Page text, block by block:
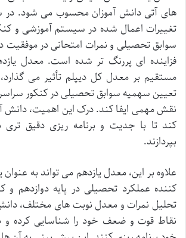
های آتی دانش آموزان محسوب می شود. در
تغییرات اعمال شده در سیستم آموزشی و
سوابق تحصیلی و نمرات امتحانی در موفقیت
فزاینده ای پررنگ تر شده است. معدل
مستقیم بر معدل کل دیپلم تأثیر می
تعیین سهمیه سوابق تحصیلی در کنکور
نقش مهمی ایفا کند. درک این اهمیت، دانش
کند تا با جدیت و برنامه ریزی دقیق تری
بپردازند.
علاوه بر این، معدل یازدهم می تواند به
کننده عملکرد تحصیلی در پایه دوازدهم و
تحلیل نمرات و معدل نوبت های مختلف،
نقاط قوت و ضعف خود را شناسایی کرده و